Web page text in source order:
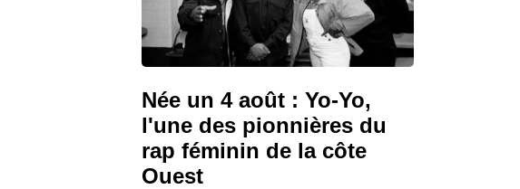
Née un 4 août : Yo-Yo,
l'une des pionnières du
rap féminin de la côte
Ouest